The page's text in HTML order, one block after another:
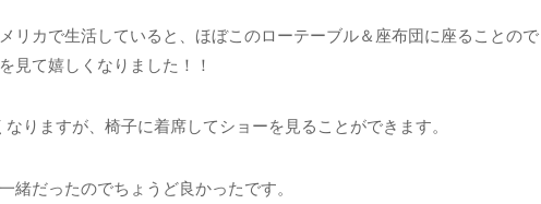
リカで生活していると、ほぼこのローテーブル＆座布団に座ることので
見て嬉しくなりました！！
りますが、椅子に着席してショーを見ることができます。
緒だったのでちょうど良かったです。